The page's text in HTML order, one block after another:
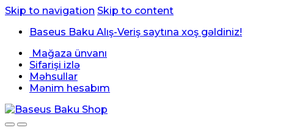
Skip to navigation Skip to content
Baseus Baku Alış-Veriş saytına xoş gəldiniz!
Mağaza ünvanı
Sifarişi izlə
Məhsullar
Mənim hesabım